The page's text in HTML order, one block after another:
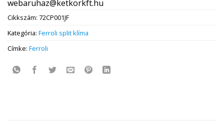
webaruhaz@ketkorkft.hu
Cikkszám: 72CP001JF
Kategória: Ferroli split klíma
Címke: Ferroli